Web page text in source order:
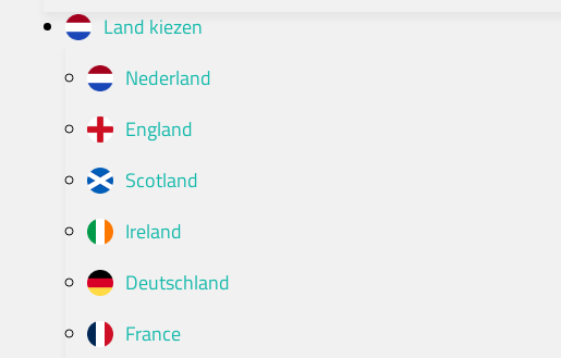
Land kiezen
Nederland
England
Scotland
Ireland
Deutschland
France